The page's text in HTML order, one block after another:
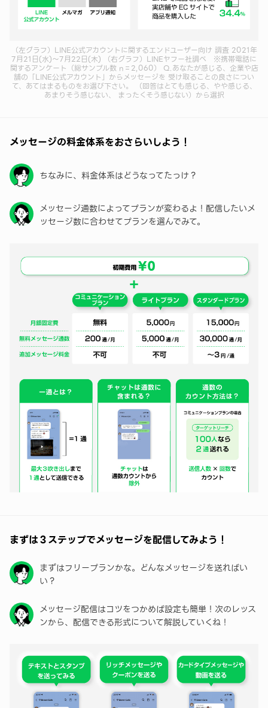
（左グラフ）LINE公式アカウントに関するエンドユーザー向け 調査 2021年
7月21日(水)〜7月22日(木) （右グラフ）LINEヤフー社調べ ※携帯電話に
関するアンケート（総サンプル数 n＝2,060） Q.あなたが感じる、企業や店
舗の「LINE公式アカウント」からメッセージを 受け取ることの良さについ
て、あてはまるものをお選び下さい。 （回答はとても感じる、やや感じる、
あまりそう感じない、 まったくそう感じない）から選択
メッセージの料金体系をおさらいしよう！
ちなみに、料金体系はどうなってたっけ？
メッセージ通数によってプランが変わるよ！配信したいメ
ッセージ数に合わせてプランを選んでみて。
まずは３ステップでメッセージを配信してみよう！
まずはフリープランかな。どんなメッセージを送ればい
い？
メッセージ配信はコツをつかめば設定も簡単！次のレッス
ンから、配信できる形式について解説していくね！